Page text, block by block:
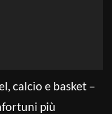
calcio e basket –
più